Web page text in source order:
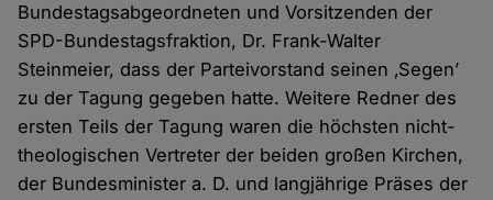
Bundestagsabgeordneten und Vorsitzenden der
SPD-Bundestagsfraktion, Dr. Frank-Walter
Steinmeier, dass der Parteivorstand seinen ‚Segen’
zu der Tagung gegeben hatte. Weitere Redner des
ersten Teils der Tagung waren die höchsten nicht-
theologischen Vertreter der beiden großen Kirchen,
der Bundesminister a. D. und langjährige Präses der